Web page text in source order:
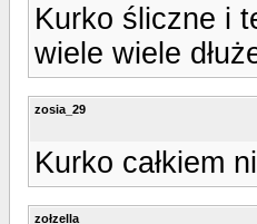
Kurko śliczne i
wiele wiele
zosia_29
Kurko całkiem
zołzella